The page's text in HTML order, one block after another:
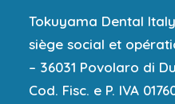
Tokuyama Dental Italy
siège social et
– 36031 Povolaro di
Cod. Fisc. e P. IVA